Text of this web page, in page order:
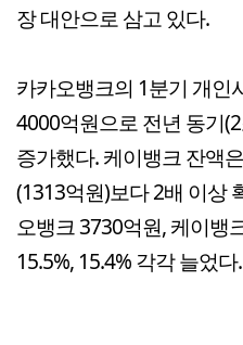
장 대안으로 삼고 있다.
카카오뱅크의 1분기 개인
4000억원으로 전년 동기
증가했다. 케이뱅크 잔액
(1313억원)보다 2배 이상
오뱅크 3730억원, 케이뱅
15.5%, 15.4% 각각 늘었다.